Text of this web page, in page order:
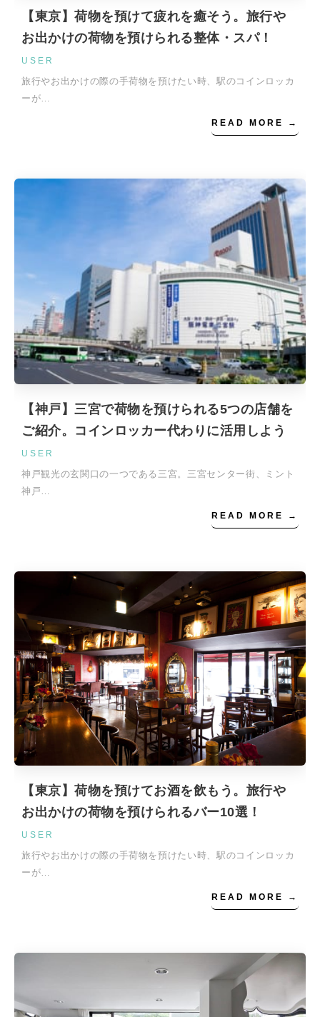
【東京】荷物を預けて疲れを癒そう。旅行や
お出かけの荷物を預けられる整体・スパ！
USER
旅行やお出かけの際の手荷物を預けたい時、駅のコインロッカ
ーが…
READ MORE →
【神戸】三宮で荷物を預けられる5つの店舗を
ご紹介。コインロッカー代わりに活用しよう
USER
神戸観光の玄関口の一つである三宮。三宮センター街、ミント
神戸…
READ MORE →
【東京】荷物を預けてお酒を飲もう。旅行や
お出かけの荷物を預けられるバー10選！
USER
旅行やお出かけの際の手荷物を預けたい時、駅のコインロッカ
ーが…
READ MORE →